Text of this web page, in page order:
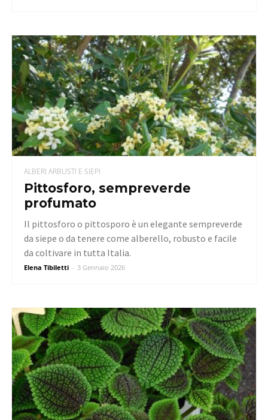
ALBERI ARBUSTI E SIEPI
Pittosforo, sempreverde
profumato
Elena Tibiletti - 3 Gennaio 2026
Il pittosforo o pittosporo è un elegante sempreverde
da siepe o da tenere come alberello, robusto e facile
da coltivare in tutta Italia.